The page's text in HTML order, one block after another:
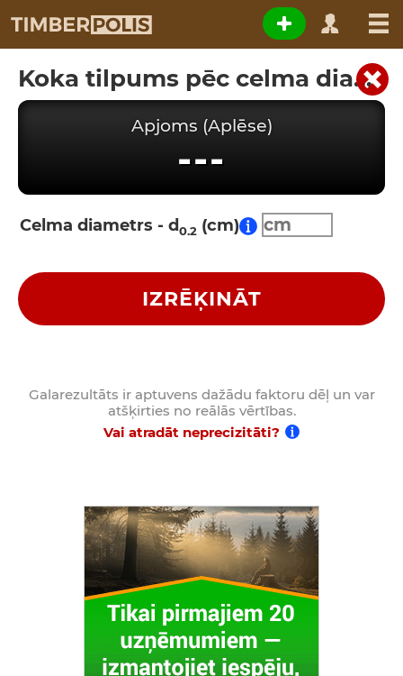
Koka tilpums pēc celma diametra
Apjoms (Aplēse)
---
Celma diametrs - d0.2 (cm)
IZRĒĶINĀT
Galarezultāts ir aptuvens dažādu faktoru dēļ un var
atšķirties no reālās vērtības.
Vai atradāt neprecizitāti?